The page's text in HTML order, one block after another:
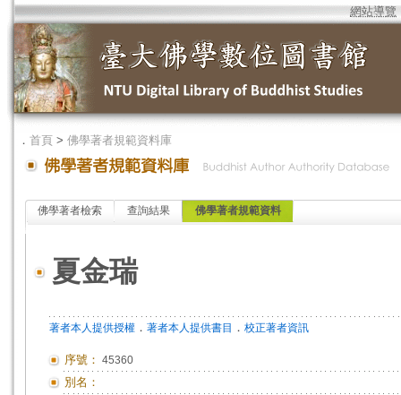
網站導覽
． 首頁 > 佛學著者規範資料庫
佛學著者檢索 查詢結果 佛學著者規範資料
夏金瑞
著者本人提供授權 ． 著者本人提供書目 ． 校正著者資訊
序號： 45360
別名：